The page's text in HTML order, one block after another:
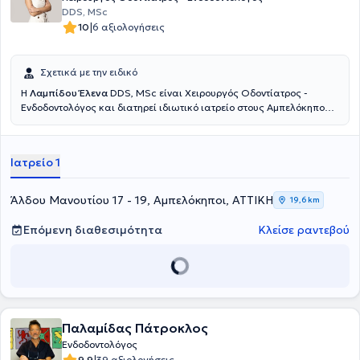
DDS, MSc
10|6 αξιολογήσεις
Σχετικά με την ειδικό
Η Λαμπίδου Έλενα DDS, MSc είναι Χειρουργός Οδοντίατρος -
Ενδοδοντολόγος και διατηρεί ιδιωτικό ιατρείο στους Αμπελόκηπους.
Πανεπιστημίου Θεσσαλονίκης, με μεταπτυχιακό τίτλο σπουδών στην
Βρετανίας.Παράλληλα, έχει πραγματοποιήσει μετεκπαίδευση στην
οδοντική προσθετική και την αισθητική προσώπου στη Μεγάλη
Βρετανία. Διαθέτει εκτενή και ποικίλη επαγγελματική εμπειρία
έχοντας εργαστεί ως χειρουργός οδοντίατρος στην Ελλάδα και τη
Μεγάλη Βρετανία. Τέλος, συμμετέχει ενεργά σε συνέδρια ώστε να
παρακολουθεί τις εξελίξεις στην επιστήμη αλλά και τις νέες
Ιατρείο 1
Άλδου Μανουτίου 17 - 19, Αμπελόκηποι, ΑΤΤΙΚΗ 19,6 km
Επόμενη διαθεσιμότητα Κλείσε ραντεβού
Παλαμίδας Πάτροκλος
Ενδοδοντολόγος